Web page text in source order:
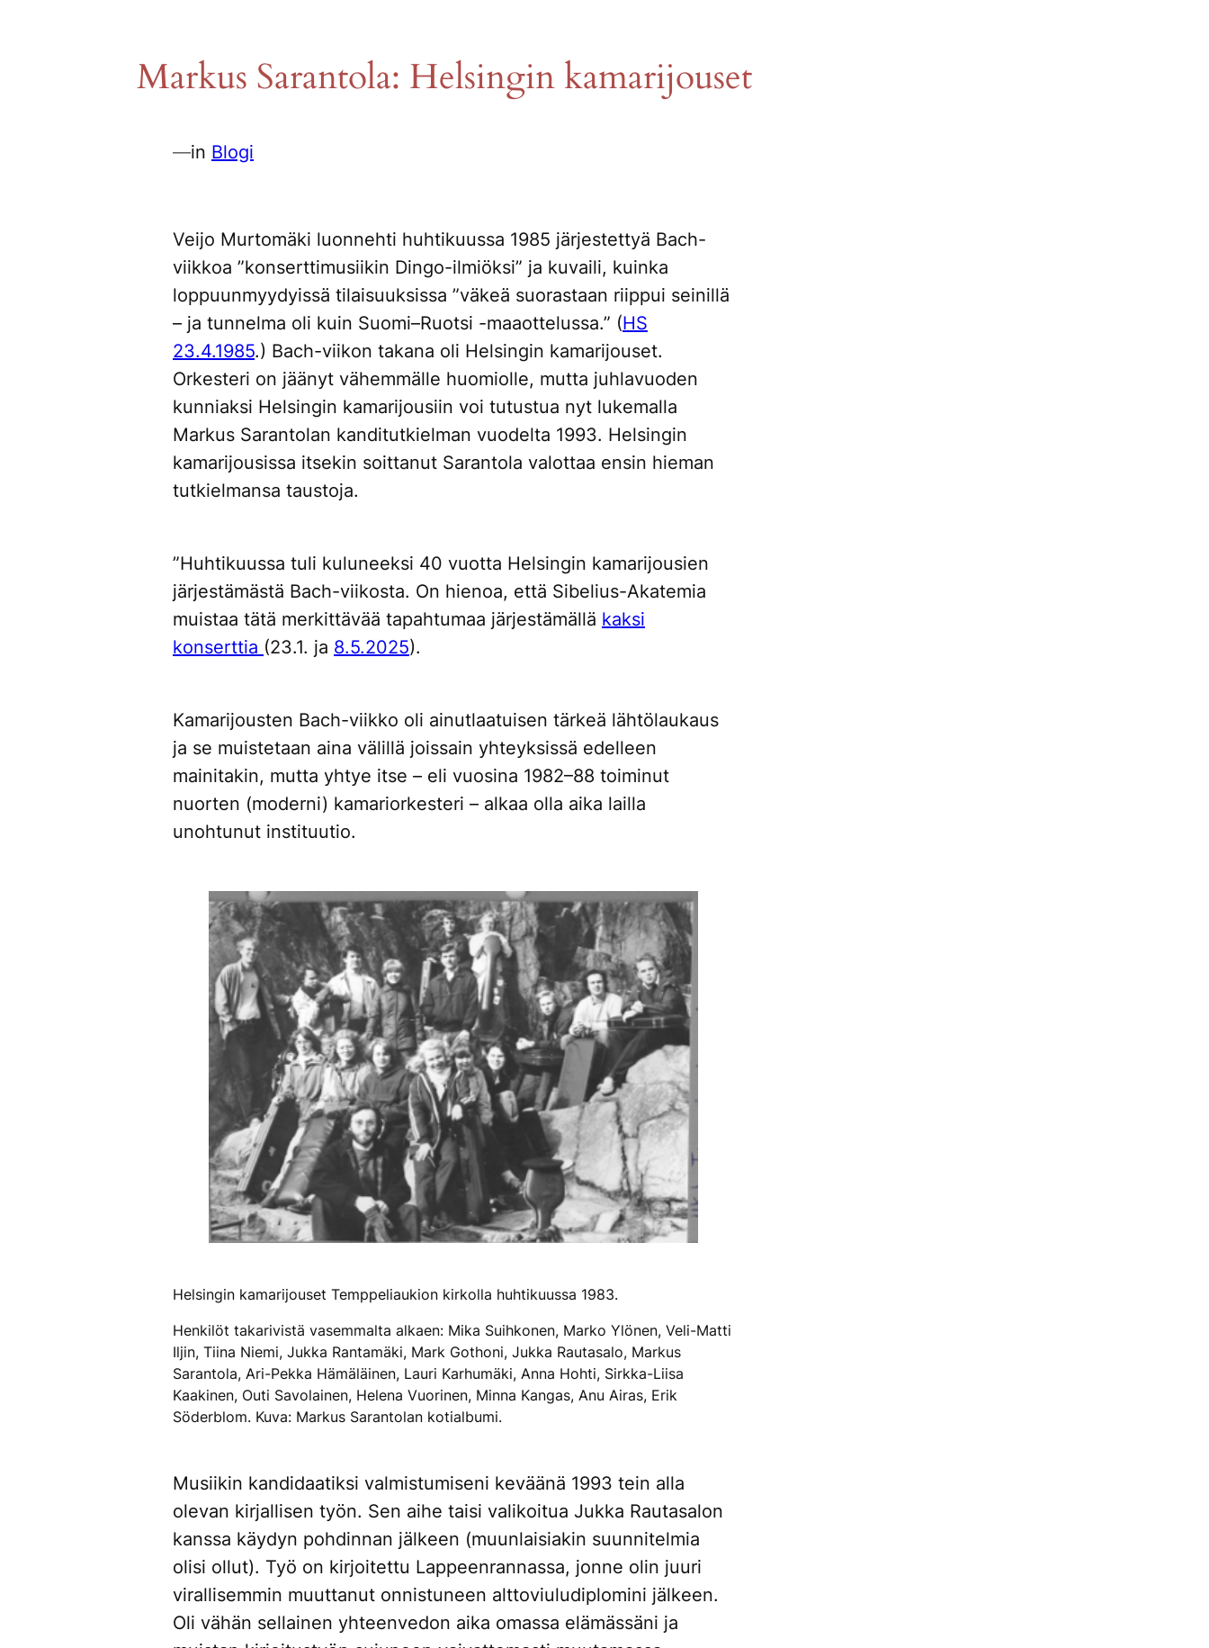
Markus Sarantola: Helsingin kamarijouset
—in Blogi
Veijo Murtomäki luonnehti huhtikuussa 1985 järjestettyä Bach-
viikkoa ”konserttimusiikin Dingo-ilmiöksi” ja kuvaili, kuinka
loppuunmyydyissä tilaisuuksissa ”väkeä suorastaan riippui seinillä
– ja tunnelma oli kuin Suomi–Ruotsi -maaottelussa.” (HS
23.4.1985.) Bach-viikon takana oli Helsingin kamarijouset.
Orkesteri on jäänyt vähemmälle huomiolle, mutta juhlavuoden
kunniaksi Helsingin kamarijousiin voi tutustua nyt lukemalla
Markus Sarantolan kanditutkielman vuodelta 1993. Helsingin
kamarijousissa itsekin soittanut Sarantola valottaa ensin hieman
tutkielmansa taustoja.
”Huhtikuussa tuli kuluneeksi 40 vuotta Helsingin kamarijousien
järjestämästä Bach-viikosta. On hienoa, että Sibelius-Akatemia
muistaa tätä merkittävää tapahtumaa järjestämällä kaksi
konserttia (23.1. ja 8.5.2025).
Kamarijousten Bach-viikko oli ainutlaatuisen tärkeä lähtölaukaus
ja se muistetaan aina välillä joissain yhteyksissä edelleen
mainitakin, mutta yhtye itse – eli vuosina 1982–88 toiminut
nuorten (moderni) kamariorkesteri – alkaa olla aika lailla
unohtunut instituutio.
Helsingin kamarijouset Temppeliaukion kirkolla huhtikuussa 1983.
Henkilöt takarivistä vasemmalta alkaen: Mika Suihkonen, Marko Ylönen, Veli-Matti
Iljin, Tiina Niemi, Jukka Rantamäki, Mark Gothoni, Jukka Rautasalo, Markus
Sarantola, Ari-Pekka Hämäläinen, Lauri Karhumäki, Anna Hohti, Sirkka-Liisa
Kaakinen, Outi Savolainen, Helena Vuorinen, Minna Kangas, Anu Airas, Erik
Söderblom. Kuva: Markus Sarantolan kotialbumi.
Musiikin kandidaatiksi valmistumiseni keväänä 1993 tein alla
olevan kirjallisen työn. Sen aihe taisi valikoitua Jukka Rautasalon
kanssa käydyn pohdinnan jälkeen (muunlaisiakin suunnitelmia
olisi ollut). Työ on kirjoitettu Lappeenrannassa, jonne olin juuri
virallisemmin muuttanut onnistuneen alttoviuludiplomini jälkeen.
Oli vähän sellainen yhteenvedon aika omassa elämässäni ja